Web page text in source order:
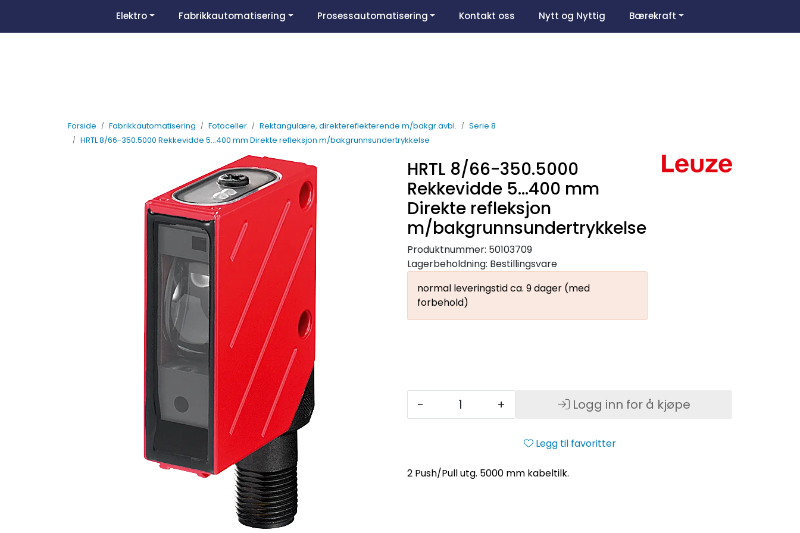
Om oss Favoritter
Elektro Fabrikkautomatisering Prosessautomatisering Kontakt oss Nytt og Nyttig Bærekraft
Forside Fabrikkautomatisering Fotoceller Rektangulære, direktereflekterende m/bakgr.avbl.
Serie 8
HRTL 8/66-350.5000 Rekkevidde 5...400 mm Direkte refleksjon m/bakgrunnsundertrykkelse
HRTL 8/66-350.5000
Rekkevidde 5...400 mm
Direkte refleksjon
m/bakgrunnsundertrykkelse
Produktnummer: 50103709
Lagerbeholdning: Bestillingsvare
normal leveringstid ca. 9 dager (med
forbehold)
- + Logg inn for å kjøpe
Legg til favoritter
2 Push/Pull utg. 5000 mm kabeltilk.